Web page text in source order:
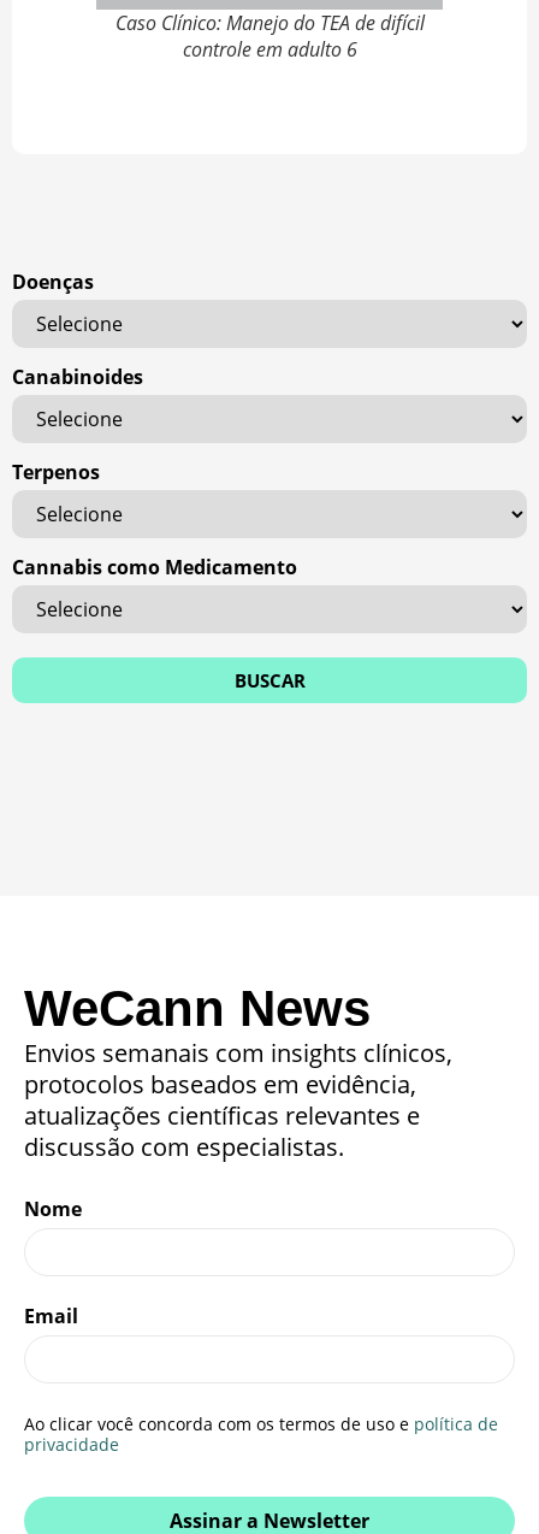
Caso Clínico: Manejo do TEA de difícil
controle em adulto 6
Doenças
Canabinoides
Terpenos
Cannabis como Medicamento
WeCann News
Envios semanais com insights clínicos,
protocolos baseados em evidência,
atualizações científicas relevantes e
discussão com especialistas.
Nome
Email
Ao clicar você concorda com os termos de uso e política de
privacidade
Assinar a Newsletter